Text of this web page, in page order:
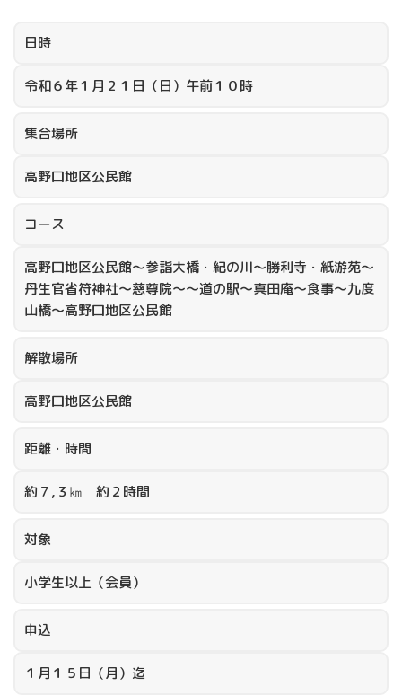
日時
令和６年１月２１日（日）午前１０時
集合場所
高野口地区公民館
コース
高野口地区公民館～参詣大橋・紀の川～勝利寺・紙游苑～
丹生官省符神社～慈尊院～～道の駅～真田庵～食事～九度
山橋～高野口地区公民館
解散場所
高野口地区公民館
距離・時間
約７,３㎞ 約２時間
対象
小学生以上（会員）
申込
１月１５日（月）迄